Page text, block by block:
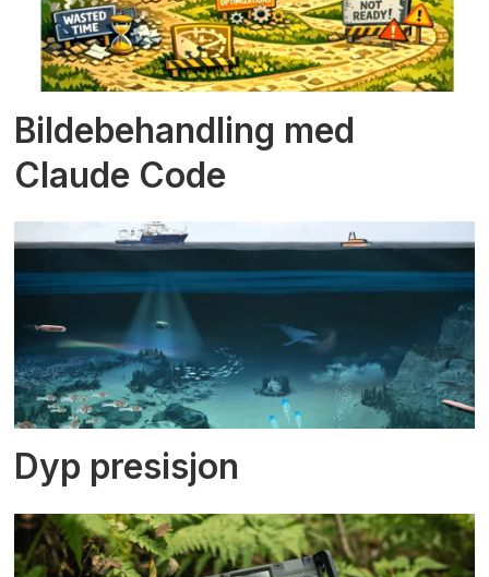
Bildebehandling med
Claude Code
Dyp presisjon